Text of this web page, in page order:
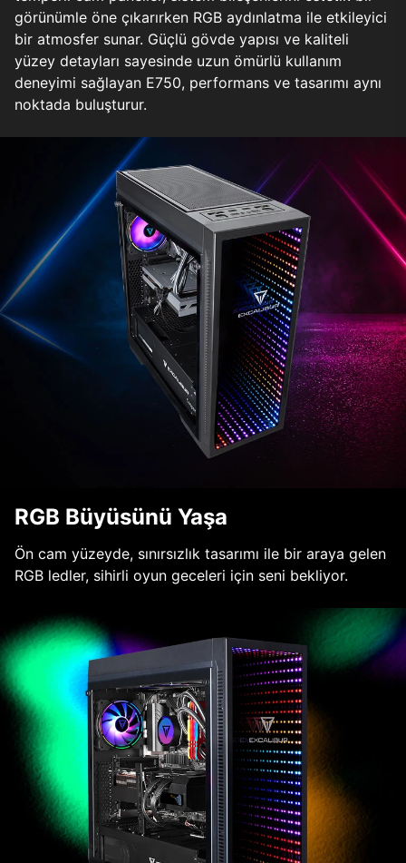
görünümle öne çıkarırken RGB aydınlatma ile etkileyici
bir atmosfer sunar. Güçlü gövde yapısı ve kaliteli
yüzey detayları sayesinde uzun ömürlü kullanım
deneyimi sağlayan E750, performans ve tasarımı aynı
noktada buluşturur.
RGB Büyüsünü Yaşa
Ön cam yüzeyde, sınırsızlık tasarımı ile bir araya gelen
RGB ledler, sihirli oyun geceleri için seni bekliyor.